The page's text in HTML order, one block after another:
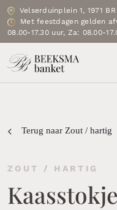
Velserduinplein 1, 1971
Met feestdagen gelden
08.00-17.30 uur, Za: 08.00-
Terug naar Zout / hartig
ZOUT / HARTIG